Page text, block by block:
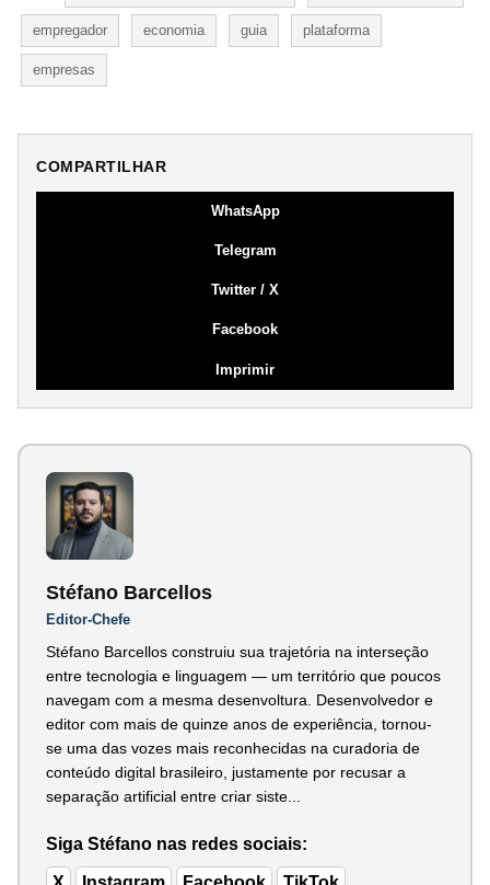
empregador economia guia plataforma
empresas
COMPARTILHAR
WhatsApp
Telegram
Twitter / X
Facebook
Imprimir
Stéfano Barcellos
Editor-Chefe
Stéfano Barcellos construiu sua trajetória na interseção
entre tecnologia e linguagem — um território que poucos
navegam com a mesma desenvoltura. Desenvolvedor e
editor com mais de quinze anos de experiência, tornou-
se uma das vozes mais reconhecidas na curadoria de
conteúdo digital brasileiro, justamente por recusar a
separação artificial entre criar siste...
Siga Stéfano nas redes sociais: